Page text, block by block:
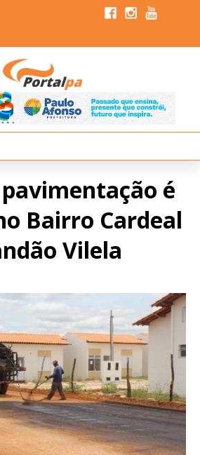
é
Bairro Cardeal
Vilela